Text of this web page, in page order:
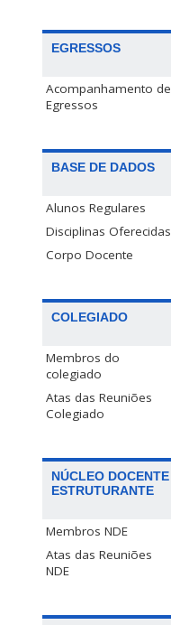
EGRESSOS
Acompanhamento de
Egressos
BASE DE DADOS
Alunos Regulares
Disciplinas Oferecidas
Corpo Docente
COLEGIADO
Membros do
colegiado
Atas das Reuniões
Colegiado
NÚCLEO DOCENTE
ESTRUTURANTE
Membros NDE
Atas das Reuniões
NDE